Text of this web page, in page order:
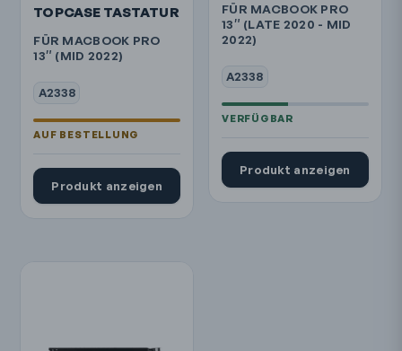
TOPCASE TASTATUR
FÜR MACBOOK PRO
13″ (MID 2022)
A2338
Produkt anzeigen
FÜR MACBOOK PRO
13″ (LATE 2020 - MID
2022)
A2338
Produkt anzeigen